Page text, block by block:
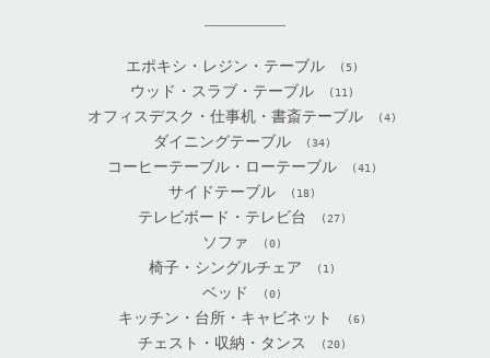
エポキシ・レジン・テーブル (5)
ウッド・スラブ・テーブル (11)
オフィスデスク・仕事机・書斎テーブル (4)
ダイニングテーブル (34)
コーヒーテーブル・ローテーブル (41)
サイドテーブル (18)
テレビボード・テレビ台 (27)
ソファ (0)
椅子・シングルチェア (1)
ベッド (0)
キッチン・台所・キャビネット (6)
チェスト・収納・タンス (20)